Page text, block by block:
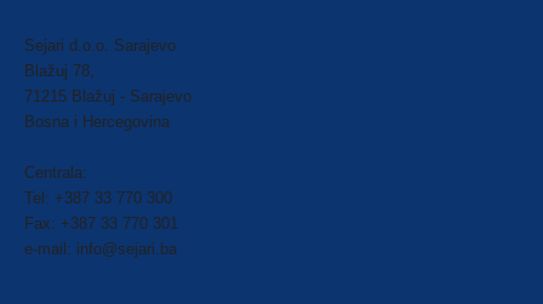
Sejari d.o.o. Sarajevo
Blažuj 78,
71215 Blažuj - Sarajevo
Bosna i Hercegovina
Centrala:
Tel: +387 33 770 300
Fax: +387 33 770 301
e-mail: info@sejari.ba